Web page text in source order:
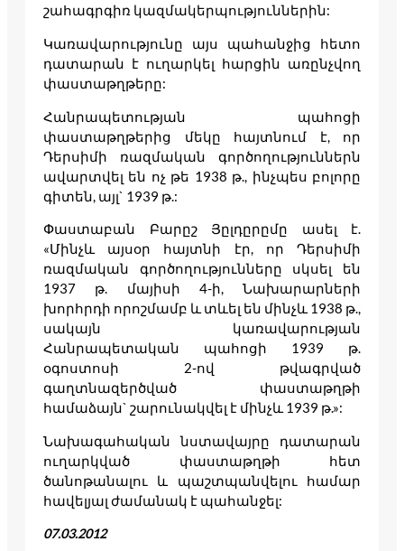
շահագրգիռ կազմակերպություններին:
Կառավարությունը այս պահանջից հետո
դատարան է ուղարկել հարցին առընչվող
փաստաթղթերը:
Հանրապետության պահոցի
փաստաթղթերից մեկը հայտնում է, որ
Դերսիմի ռազմական գործողություններն
ավարտվել են ոչ թե 1938 թ., ինչպես բոլորը
գիտեն, այլ` 1939 թ.:
Փաստաբան Բարըշ Յըլդըրըմը ասել է.
«Մինչև այսօր հայտնի էր, որ Դերսիմի
ռազմական գործողությունները սկսել են
1937 թ. մայիսի 4-ի, Նախարարների
խորհրդի որոշմամբ և տևել են մինչև 1938 թ.,
սակայն կառավարության
Հանրապետական պահոցի 1939 թ.
օգոստոսի 2-ով թվագրված
գաղտնազերծված փաստաթղթի
համաձայն` շարունակվել է մինչև 1939 թ.»:
Նախագահական նստավայրը դատարան
ուղարկված փաստաթղթի հետ
ծանոթանալու և պաշտպանվելու համար
հավելյալ ժամանակ է պահանջել:
07.03.2012